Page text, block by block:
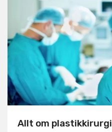
Allt om plastikkirurgi